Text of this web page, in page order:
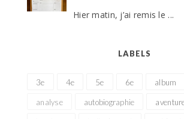
Hier matin, j’ai remis le ...
LABELS
3e 4e 5e 6e album
analyse autobiographie